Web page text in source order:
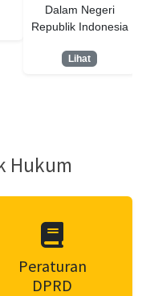
Dalam Negeri
Republik Indonesia
Lihat
Hukum
Peraturan
DPRD